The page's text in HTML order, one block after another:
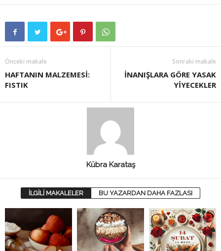
Önceki makale
HAFTANIN MALZEMESİ:
FISTIK
Sonraki makale
İNANIŞLARA GÖRE YASAK
YİYECEKLER
Kübra Karataş
İLGİLİ MAKALELER BU YAZARDAN DAHA FAZLASI